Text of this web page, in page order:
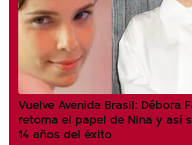
Vuelve Avenida Brasil: Débora
retoma el papel de Nina y así
14 años del éxito